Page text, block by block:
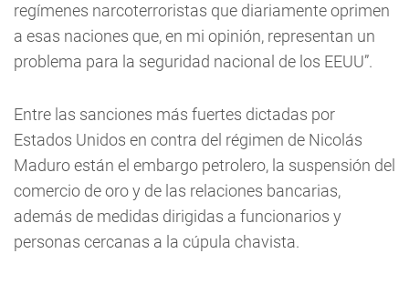
regímenes narcoterroristas que diariamente oprimen
a esas naciones que, en mi opinión, representan un
problema para la seguridad nacional de los EEUU”.
Entre las sanciones más fuertes dictadas por
Estados Unidos en contra del régimen de Nicolás
Maduro están el embargo petrolero, la suspensión del
comercio de oro y de las relaciones bancarias,
además de medidas dirigidas a funcionarios y
personas cercanas a la cúpula chavista.